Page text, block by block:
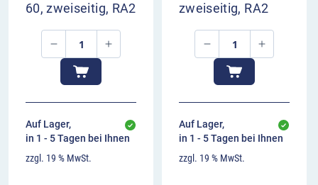
60, zweiseitig, RA2
Auf Lager,
in 1 - 5 Tagen bei Ihnen
zzgl. 19 % MwSt.
zweiseitig, RA2
Auf Lager,
in 1 - 5 Tagen bei Ihnen
zzgl. 19 % MwSt.